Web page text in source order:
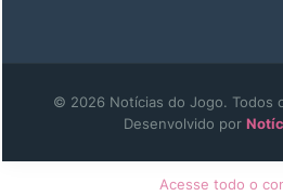
© 2026 Notícias do Jogo. Todos
Desenvolvido por
Acesse todo o